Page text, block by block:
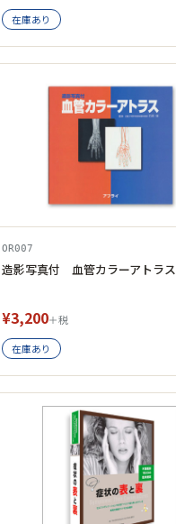
在庫あり
OR007
造影写真付 血管カラーアトラス
¥3,200＋税
在庫あり